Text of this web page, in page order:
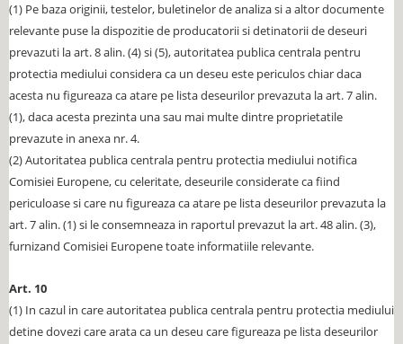
(1) Pe baza originii, testelor, buletinelor de analiza si a altor documente
relevante puse la dispozitie de producatorii si detinatorii de deseuri
prevazuti la art. 8 alin. (4) si (5), autoritatea publica centrala pentru
protectia mediului considera ca un deseu este periculos chiar daca
acesta nu figureaza ca atare pe lista deseurilor prevazuta la art. 7 alin.
(1), daca acesta prezinta una sau mai multe dintre proprietatile
prevazute in anexa nr. 4.
(2) Autoritatea publica centrala pentru protectia mediului notifica
Comisiei Europene, cu celeritate, deseurile considerate ca fiind
periculoase si care nu figureaza ca atare pe lista deseurilor prevazuta la
art. 7 alin. (1) si le consemneaza in raportul prevazut la art. 48 alin. (3),
furnizand Comisiei Europene toate informatiile relevante.
Art. 10
(1) In cazul in care autoritatea publica centrala pentru protectia mediului
detine dovezi care arata ca un deseu care figureaza pe lista deseurilor